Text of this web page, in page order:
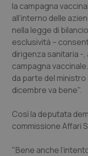
Emilia-
Friuli Venezia
Lazio
Liguria
Lombardia
Colesterolo
Dermatite
Diabete &
Disturbi
Dolore
la campagna
all’interno delle
nella legge di
esclusività –
dirigenza sanitaria -
campagna
da parte del
dicembre va bene".
Così la deputata dem
commissione Affari
"Bene anche